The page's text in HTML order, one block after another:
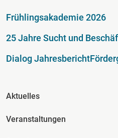
Fußzeile
Frühlingsakademie 2026
25 Jahre Sucht und
Dialog Jahresbericht
Fusszeile Spalte 2
Aktuelles
Veranstaltungen